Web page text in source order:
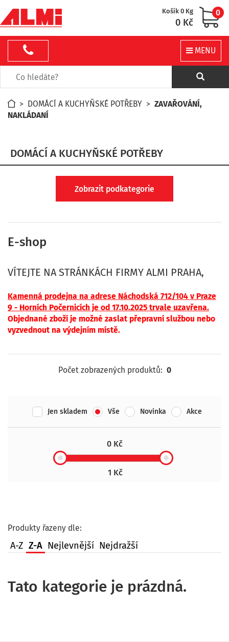
Košík 0 Kg
0 Kč
0
MENU
> DOMÁCÍ A KUCHYŇSKÉ POTŘEBY > ZAVAŘOVÁNÍ,
NAKLÁDANÍ
DOMÁCÍ A KUCHYŇSKÉ POTŘEBY
Zobrazit podkategorie
E-shop
VÍTEJTE NA STRÁNKÁCH FIRMY ALMI PRAHA,
Kamenná prodejna na adrese Náchodská 712/104 v Praze
9 - Horních Počernicích je od 17.10.2025 trvale uzavřena.
Objednané zboží je možné zaslat přepravní službou nebo
vyzvednout na výdejním místě.
Počet zobrazených produktů: 0
Jen skladem Vše Novinka Akce
0 Kč
1 Kč
Produkty řazeny dle:
A-Z Z-A Nejlevnější Nejdražší
Tato kategorie je prázdná.